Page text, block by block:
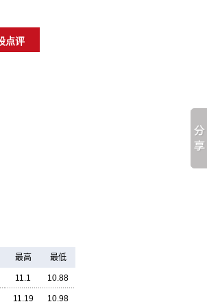
最高 最低
11.1 10.88
11.19 10.98